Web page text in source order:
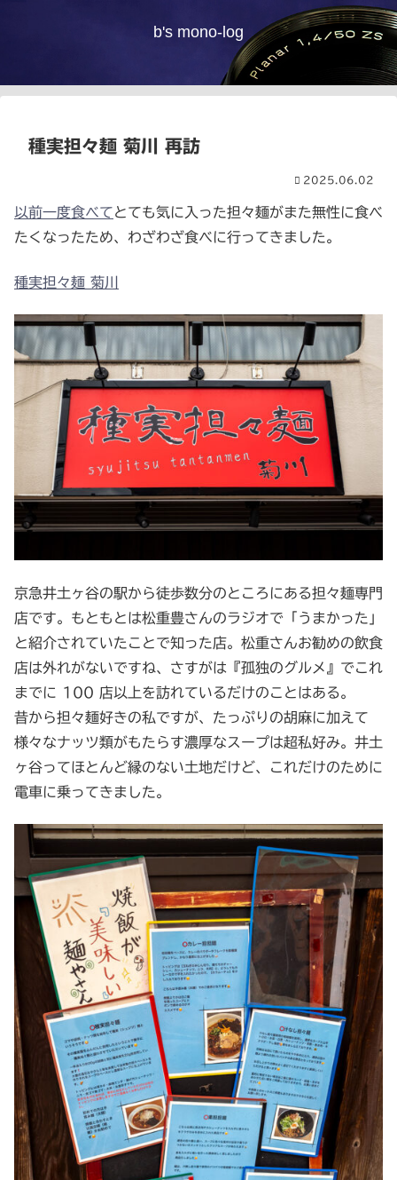
b's mono-log
種実担々麺 菊川 再訪
2025.06.02
以前一度食べてとても気に入った担々麺がまた無性に食べ
たくなったため、わざわざ食べに行ってきました。
種実担々麺 菊川
京急井土ヶ谷の駅から徒歩数分のところにある担々麺専門
店です。もともとは松重豊さんのラジオで「うまかった」
と紹介されていたことで知った店。松重さんお勧めの飲食
店は外れがないですね、さすがは『孤独のグルメ』でこれ
までに 100 店以上を訪れているだけのことはある。
昔から担々麺好きの私ですが、たっぷりの胡麻に加えて
様々なナッツ類がもたらす濃厚なスープは超私好み。井土
ヶ谷ってほとんど縁のない土地だけど、これだけのために
電車に乗ってきました。